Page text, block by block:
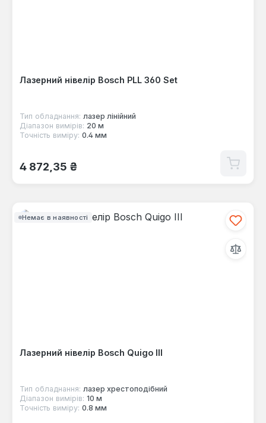
Лазерний нівелір Bosch PLL 360 Set
Тип обладнання: лазер лінійний
Діапазон вимірів: 20 м
Точність виміру: 0.4 мм
Звичайна ціна:
4 872,35 ₴
Немає в наявності
Лазерний нівелір Bosch Quigo III
Тип обладнання: лазер хрестоподібний
Діапазон вимірів: 10 м
Точність виміру: 0.8 мм